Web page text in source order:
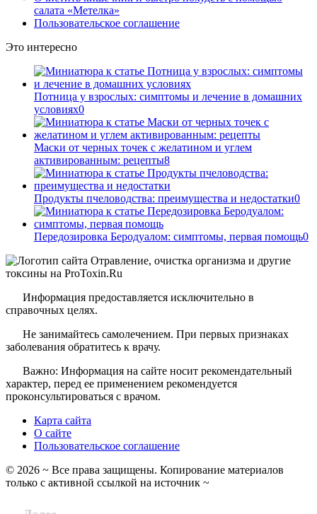
салата «Метелка»
Пользовательское соглашение
Это интересно
Потница у взрослых: симптомы и лечение в домашних
условиях0
Маски от черных точек с желатином и углем
активированным: рецепты8
Продукты пчеловодства: преимущества и недостатки0
Передозировка Беродуалом: симптомы, первая помощь0
Информация предоставляется исключительно в
справочных целях.
Не занимайтесь самолечением. При первых признаках
заболевания обратитесь к врачу.
Важно: Информация на сайте носит рекомендательный
характер, перед ее применением рекомендуется
проконсультироваться с врачом.
Карта сайта
О сайте
Пользовательское соглашение
© 2026 ~ Все права защищены. Копирование материалов
только с активной ссылкой на источник ~